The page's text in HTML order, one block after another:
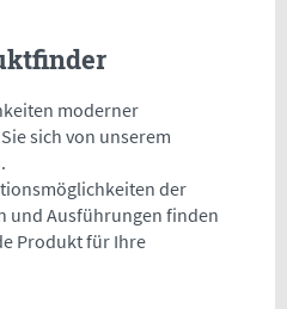
moderner
sich von unserem
der
und Ausführungen finden
Produkt für Ihre